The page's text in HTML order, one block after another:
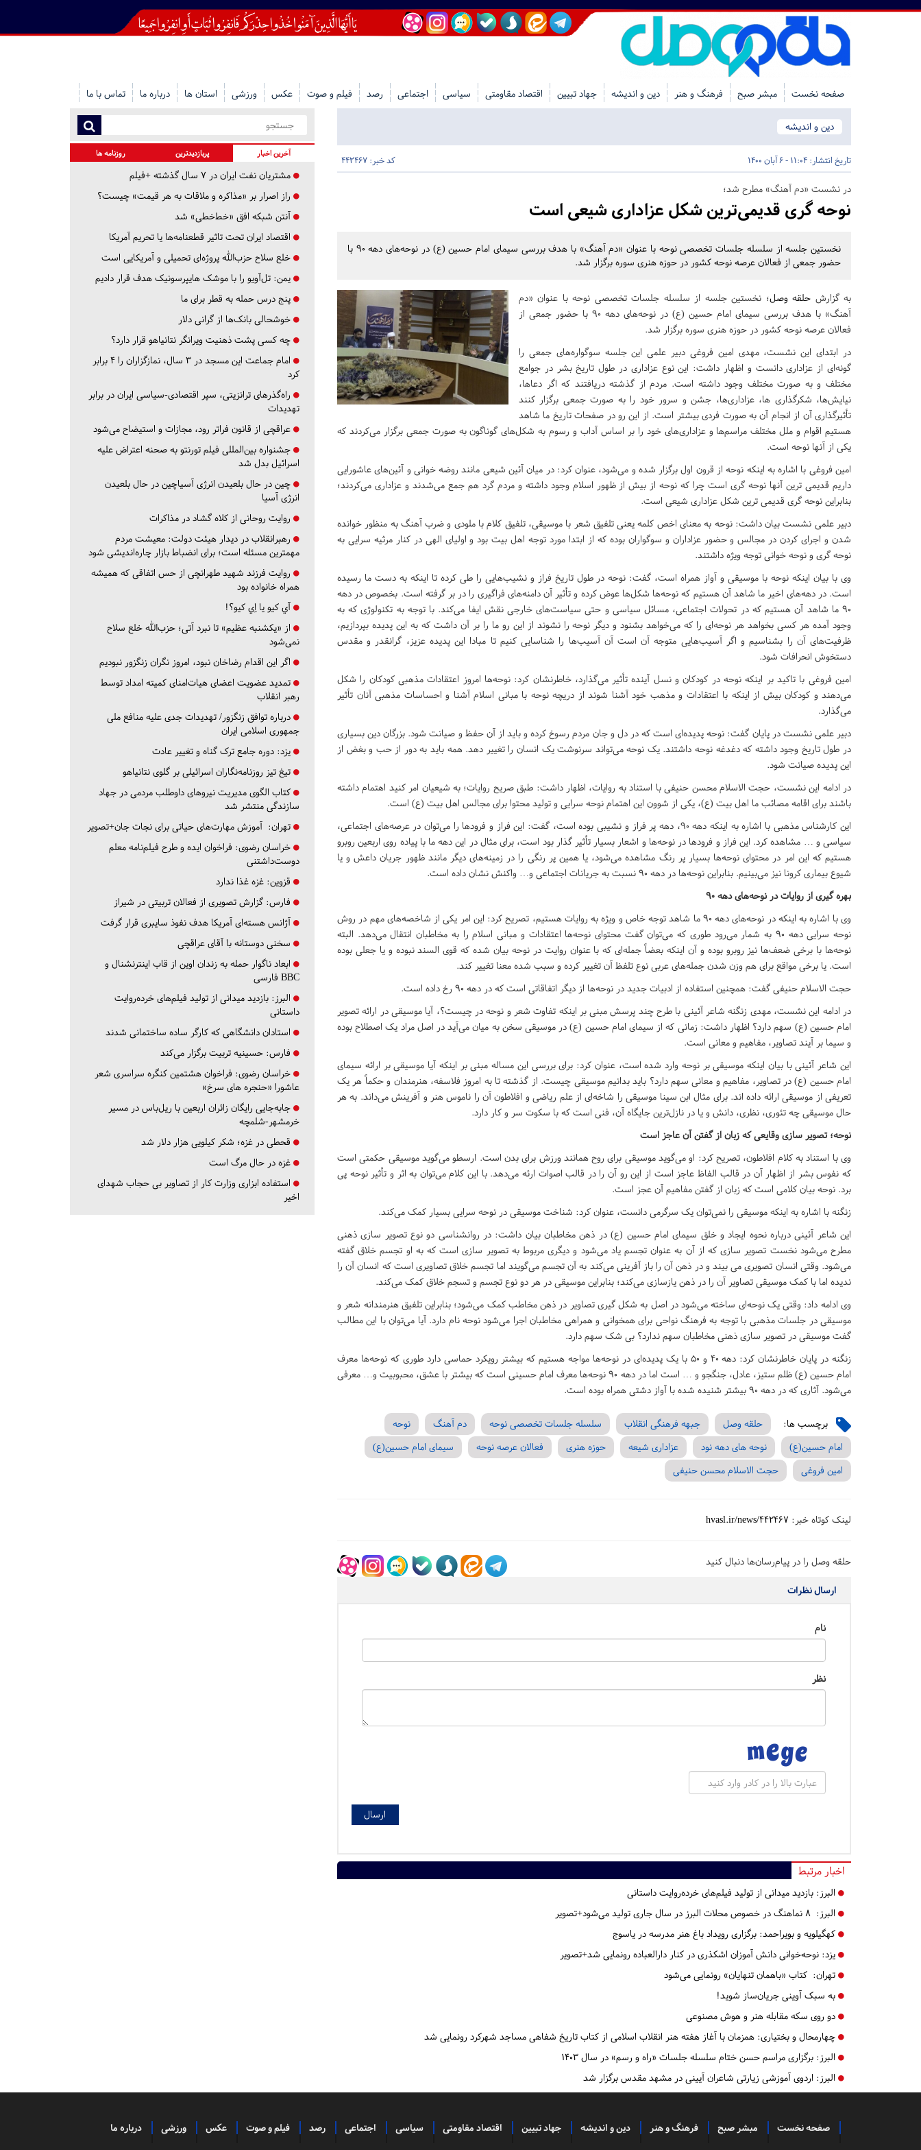
صفحه نخست مبشر صبح فرهنگ و هنر دین و اندیشه جهاد تبیین اقتصاد مقاومتی سیاسی اجتماعی رصد فیلم و صوت عکس ورزشی استان ها درباره ما تماس با ما
دین و اندیشه
تاریخ انتشار: 11:04 - 6 آبان 1400 کد خبر: 442467
در نشست «دم آهنگ» مطرح شد؛
نوحه گری قدیمی‌ترین شکل عزاداری شیعی است
نخستین جلسه از سلسله جلسات تخصصی نوحه با عنوان «دم آهنگ» با هدف بررسی سیمای امام حسین (ع) در نوحه‌های دهه ۹۰ با
حضور جمعی از فعالان عرصه نوحه کشور در حوزه هنری سوره برگزار شد.
به گزارش حلقه وصل؛ نخستین جلسه از سلسله جلسات تخصصی نوحه با عنوان «دم
آهنگ» با هدف بررسی سیمای امام حسین (ع) در نوحه‌های دهه ۹۰ با حضور جمعی از
فعالان عرصه نوحه کشور در حوزه هنری سوره برگزار شد.
در ابتدای این نشست، مهدی امین فروغی دبیر علمی این جلسه سوگواره‌های جمعی را
گونه‌ای از عزاداری دانست و اظهار داشت: این نوع عزاداری در طول تاریخ بشر در جوامع
مختلف و به صورت مختلف وجود داشته است. مردم از گذشته دریافتند که اگر دعاها،
نیایش‌ها، شکرگذاری ها، عزاداری‌ها، جشن و سرور خود را به صورت جمعی برگزار کنند
تأثیرگذاری آن از انجام آن به صورت فردی بیشتر است. از این رو در صفحات تاریخ ما شاهد
هستیم اقوام و ملل مختلف مراسم‌ها و عزاداری‌های خود را بر اساس آداب و رسوم به شکل‌های گوناگون به صورت جمعی برگزار می‌کردند که
یکی از آنها نوحه است.
امین فروغی با اشاره به اینکه نوحه از قرون اول برگزار شده و می‌شود، عنوان کرد: در میان آئین شیعی مانند روضه خوانی و آئین‌های عاشورایی
داریم قدیمی ترین آنها نوحه گری است چرا که نوحه از بیش از ظهور اسلام وجود داشته و مردم گرد هم جمع می‌شدند و عزاداری می‌کردند؛
بنابراین نوحه گری قدیمی ترین شکل عزاداری شیعی است.
دبیر علمی نشست بیان داشت: نوحه به معنای اخص کلمه یعنی تلفیق شعر با موسیقی، تلفیق کلام با ملودی و ضرب آهنگ به منظور خوانده
شدن و اجرای کردن در مجالس و حضور عزاداران و سوگواران بوده که از ابتدا مورد توجه اهل بیت بود و اولیای الهی در کنار مرثیه سرایی به
نوحه گری و نوحه خوانی توجه ویژه داشتند.
وی با بیان اینکه نوحه با موسیقی و آواز همراه است، گفت: نوحه در طول تاریخ فراز و نشیب‌هایی را طی کرده تا اینکه به دست ما رسیده
است. در دهه‌های اخیر ما شاهد آن هستیم که نوحه‌ها شکل‌ها عوض کرده و تأثیر آن دامنه‌های فراگیری را در بر گرفته است. بخصوص در دهه
۹۰ ما شاهد آن هستیم که در تحولات اجتماعی، مسائل سیاسی و حتی سیاست‌های خارجی نقش ایفا می‌کند. با توجه به تکنولوژی که به
وجود آمده هر کسی بخواهد هر نوحه‌ای را که می‌خواهد بشنود و دیگر نوحه را نشوند از این رو ما را بر آن داشت که به این پدیده بپردازیم،
ظرفیت‌های آن را بشناسیم و اگر آسیب‌هایی متوجه آن است آن آسیب‌ها را شناسایی کنیم تا مبادا این پدیده عزیز، گرانقدر و مقدس
دستخوش انحرافات شود.
امین فروغی با تاکید بر اینکه نوحه در کودکان و نسل آینده تأثیر می‌گذارد، خاطرنشان کرد: نوحه‌ها امروز اعتقادات مذهبی کودکان را شکل
می‌دهند و کودکان بیش از اینکه با اعتقادات و مذهب خود آشنا شوند از دریچه نوحه با مبانی اسلام آشنا و احساسات مذهبی آنان تأثیر
می‌گذارد.
دبیر علمی نشست در پایان گفت: نوحه پدیده‌ای است که در دل و جان مردم رسوخ کرده و باید از آن حفظ و صیانت شود. بزرگان دین بسیاری
در طول تاریخ وجود داشته که دغدغه نوحه داشتند. یک نوحه می‌تواند سرنوشت یک انسان را تغییر دهد. همه باید به دور از حب و بغض از
این پدیده صیانت شود.
در ادامه این نشست، حجت الاسلام محسن حنیفی با استناد به روایات، اظهار داشت: طبق صریح روایات؛ به شیعیان امر کنید اهتمام داشته
باشند برای اقامه مصائب ما اهل بیت (ع)، یکی از شوون این اهتمام نوحه سرایی و تولید محتوا برای مجالس اهل بیت (ع) است.
این کارشناس مذهبی با اشاره به اینکه دهه ۹۰، دهه پر فراز و نشیبی بوده است، گفت: این فراز و فرودها را می‌توان در عرصه‌های اجتماعی،
سیاسی و … مشاهده کرد. این فراز و فرودها در نوحه‌ها و اشعار بسیار تأثیر گذار بود است، برای مثال در این دهه ما با پیاده روی اربعین روبرو
هستیم که این امر در محتوای نوحه‌ها بسیار پر رنگ مشاهده می‌شود، یا همین پر رنگی را در زمینه‌های دیگر مانند ظهور جریان داعش و یا
شیوع بیماری کرونا نیز می‌بینیم. بنابراین نوحه‌ها در دهه ۹۰ نسبت به جریانات اجتماعی و… واکنش نشان داده است.
بهره گیری از روایات در نوحه‌های دهه ۹۰
وی با اشاره به اینکه در نوحه‌های دهه ۹۰ ما شاهد توجه خاص و ویژه به روایات هستیم، تصریح کرد: این امر یکی از شاخصه‌های مهم در روش
نوحه سرایی دهه ۹۰ به شمار می‌رود طوری که می‌توان گفت محتوای نوحه‌ها اعتقادات و مبانی اسلام را به مخاطبان انتقال می‌دهد. البته
نوحه‌ها با برخی ضعف‌ها نیز روبرو بوده و آن اینکه بعضاً جمله‌ای که با عنوان روایت در نوحه بیان شده که قوی السند نبوده و یا جعلی بوده
است. یا برخی مواقع برای هم وزن شدن جمله‌های عربی نوع تلفظ آن تغییر کرده و سبب شده معنا تغییر کند.
حجت الاسلام حنیفی گفت: همچنین استفاده از ادبیات جدید در نوحه‌ها از دیگر اتفاقاتی است که در دهه ۹۰ رخ داده است.
در ادامه این نشست، مهدی زنگنه شاعر آئینی با طرح چند پرسش مبنی بر اینکه تفاوت شعر و نوحه در چیست؟، آیا موسیقی در ارائه تصویر
امام حسین (ع) سهم دارد؟ اظهار داشت: زمانی که از سیمای امام حسین (ع) در موسیقی سخن به میان می‌آید در اصل مراد یک اصطلاح بوده
و سیما بر آیند تصاویر، مفاهیم و معانی است.
این شاعر آئینی با بیان اینکه موسیقی بر نوحه وارد شده است، عنوان کرد: برای بررسی این مساله مبنی بر اینکه آیا موسیقی بر ارائه سیمای
امام حسین (ع) در تصاویر، مفاهیم و معانی سهم دارد؟ باید بدانیم موسیقی چیست. از گذشته تا به امروز فلاسفه، هنرمندان و حکماً هر یک
تعریفی از موسیقی ارائه داده اند. برای مثال ابن سینا موسیقی را شاخه‌ای از علم ریاضی و افلاطون آن را ناموس هنر و آفرینش می‌داند. به هر
حال موسیقی چه تئوری، نظری، دانش و یا در نازل‌ترین جایگاه آن، فنی است که با سکوت سر و کار دارد.
نوحه؛ تصویر سازی وقایعی که زبان از گفتن آن عاجز است
وی با استناد به کلام افلاطون، تصریح کرد: او می‌گوید موسیقی برای روح همانند ورزش برای بدن است. ارسطو می‌گوید موسیقی حکمتی است
که نفوس بشر از اظهار آن در قالب الفاظ عاجز است از این رو آن را در قالب اصوات ارئه می‌دهد. با این کلام می‌توان به اثر و تأثیر نوحه پی
برد. نوحه بیان کلامی است که زبان از گفتن مفاهیم آن عجز است.
زنگنه با اشاره به اینکه موسیقی را نمی‌توان یک سرگرمی دانست، عنوان کرد: شناخت موسیقی در نوحه سرایی بسیار کمک می‌کند.
این شاعر آئینی درباره نحوه ایجاد و خلق سیمای امام حسین (ع) در ذهن مخاطبان بیان داشت: در روانشناسی دو نوع تصویر سازی ذهنی
مطرح می‌شود نخست تصویر سازی که از آن به عنوان تجسم یاد می‌شود و دیگری مربوط به تصویر سازی است که به او تجسم خلاق گفته
می‌شود. وقتی انسان تصویری می بیند و در ذهن آن را باز آفرینی می‌کند به آن تجسم می‌گویند اما تجسم خلاق تصاویری است که انسان آن را
ندیده اما با کمک موسیقی تصاویر آن را در ذهن یازسازی می‌کند؛ بنابراین موسیقی در هر دو نوع تجسم و تسجم خلاق کمک می‌کند.
وی ادامه داد: وقتی یک نوحه‌ای ساخته می‌شود در اصل به شکل گیری تصاویر در ذهن مخاطب کمک می‌شود؛ بنابراین تلفیق هنرمندانه شعر و
موسیقی در جلسات مذهبی با توجه به فرهنگ نواحی برای همخوانی و همراهی مخاطبان اجرا می‌شود نوحه نام دارد. آیا می‌توان با این مطالب
گفت موسیقی در تصویر سازی ذهنی مخاطبان سهم ندارد؟ بی شک سهم دارد.
زنگنه در پایان خاطرنشان کرد: دهه ۴۰ و ۵۰ با یک پدیده‌ای در نوحه‌ها مواجه هستیم که بیشتر رویکرد حماسی دارد طوری که نوحه‌ها معرف
امام حسین (ع) ظلم ستیز، عادل، جنگجو و … است اما در دهه ۹۰ نوحه‌ها معرف امام حسینی است که بیشتر با عشق، محبوبیت و… معرفی
می‌شود. آثاری که در دهه ۹۰ بیشتر شنیده شده با آواز دشتی همراه بوده است.
برچسب ها: حلقه وصل جبهه فرهنگی انقلاب سلسله جلسات تخصصی نوحه دم آهنگ
نوحه
امام حسین(ع)
نوحه های دهه نود عزاداری شیعه حوزه هنری فعالان عرصه نوحه
سیمای امام حسین(ع)
امین فروغی
حجت الاسلام محسن حنیفی
لینک کوتاه خبر: hvasl.ir/news/442467
حلقه وصل را در پیام‌رسان‌ها دنبال کنید
ارسال نظرات
نام
نظر
اخبار مرتبط
البرز: بازدید میدانی از تولید فیلم‌های خرده‌روایت داستانی
البرز:
کهگیلویه و بویراحمد: برگزاری رویداد باغ هنر مدرسه در یاسوج
یزد: نوحه‌خوانی دانش آموزان اشکذری در کنار دارالعباده رونمایی شد+تصویر
تهران: کتاب «باهمان تنهایان» رونمایی می‌شود
به سبک آوینی جریان‌ساز شوید!
دو روی سکه مقابله هنر و هوش مصنوعی
چهارمحال و بختیاری: همزمان با آغاز هفته هنر انقلاب اسلامی از کتاب تاریخ شفاهی مساجد شهرکرد رونمایی شد
البرز: برگزاری مراسم حسن ختام سلسله جلسات «راه و رسم» در سال ۱۴۰۳
البرز: اردوی آموزشی زیارتی شاعران آیینی در مشهد مقدس برگزار شد
آخرین اخبار پربازدیدترین روزنامه ها
مشتریان نفت ایران در ۷ سال گذشته +فیلم
راز اصرار بر «مذاکره و ملاقات به هر قیمت» چیست؟
آنتن شبکه افق «خط‌خطی» شد
اقتصاد ایران تحت تاثیر قطعنامه‌ها یا تحریم‌ آمریکا
خلع سلاح حزب‌الله پروژه‌ای تحمیلی و آمریکایی است
یمن: تل‌آویو را با موشک هایپرسونیک هدف قرار دادیم
پنج درس‌ حمله به قطر برای ما
خوشحالی بانک‌ها از گرانی دلار
چه کسی پشت ذهنیت ویرانگر نتانیاهو قرار دارد؟
امام جماعت این مسجد در ۳ سال، نمازگزاران را ۴ برابر
کرد
راه‌گذرهای ترانزیتی، سپر اقتصادی-سیاسی ایران در برابر
تهدیدات
عراقچی از قانون فراتر رود، مجازات و استیضاح می‌شود
جشنواره بین‌المللی فیلم تورنتو به صحنه اعتراض علیه
اسرائیل بدل شد
چین در حال بلعیدن انرژی آسیاچین در حال بلعیدن
انرژی آسیا
روایت روحانی از کلاه گشاد در مذاکرات
رهبرانقلاب در دیدار هیئت دولت: معیشت مردم
مهمترین مسئله است؛ برای انضباط بازار چاره‌اندیشی شود
روایت فرزند شهید طهرانچی از حس اتفاقی که همیشه
همراه خانواده بود
آي كيو يا اِي كيو؟!
از «یکشنبه عظیم» تا نبرد آتی؛ حزب‌الله خلع سلاح
نمی‌شود
اگر این اقدام رضاخان نبود، امروز نگران زنگزور نبودیم
تمدید عضویت اعضای هیات‌امنای کمیته امداد توسط
رهبر انقلاب
درباره توافق زنگزور/ تهدیدات جدی علیه منافع ملی
جمهوری اسلامی ایران
یزد: دوره جامع ترک گناه و تغییر عادت
تیغ تیز روزنامه‌نگاران اسرائیلی بر گلوی نتانیاهو
کتاب الگوی مدیریت نیروهای داوطلب مردمی در جهاد
سازندگی منتشر شد
تهران: آموزش مهارت‌های حیاتی برای نجات جان+تصویر
خراسان رضوی: فراخوان ایده و طرح فیلم‌نامه معلم
دوست‌داشتنی
قزوین: غزه غذا ندارد
فارس: گزارش تصویری از فعالان تربیتی در شیراز
آژانس هسته‌ای آمریکا هدف نفوذ سایبری قرار گرفت
سخنی دوستانه با آقای عراقچی
ابعاد ناگوار حمله به زندان اوین از قاب اینترنشنال و
BBC فارسی
البرز: بازدید میدانی از تولید فیلم‌های خرده‌روایت
داستانی
استادان دانشگاهی که کارگر ساده ساختمانی شدند
فارس: حسینیه تربیت برگزار می‌کند
خراسان رضوی: فراخوان هشتمین کنگره سراسری شعر
عاشورا «حنجره های سرخ»
جابه‌جایی رایگان زائران اربعین با ریل‌باس در مسیر
خرمشهر-شلمچه
قحطی در غزه؛ شکر کیلویی هزار دلار شد
غزه در حال مرگ است
استفاده ابزاری وزارت کار از تصاویر بی حجاب شهدای
اخیر
صفحه نخست مبشر صبح فرهنگ و هنر دین و اندیشه جهاد تبیین اقتصاد مقاومتی سیاسی اجتماعی رصد فیلم و صوت عکس ورزشی درباره ما